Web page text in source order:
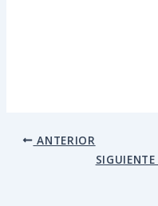
ANTERIOR
SIGUIENTE